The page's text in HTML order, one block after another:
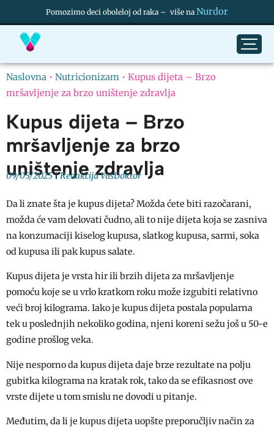
Pomozimo deci oboleloj od raka – više na Nurdor
Naslovna • Nutricionizam • Kupus dijeta – Brzo
mršavljenje za brzo uništenje zdravlja
Kupus dijeta – Brzo
mršavljenje za brzo
uništenje zdravlja
09/05/2025 Redakcija VasDoktor
Da li znate šta je kupus dijeta? Možda ćete biti razočarani,
možda će vam delovati čudno, ali to nije dijeta koja se zasniva
na konzumaciji kiselog kupusa, slatkog kupusa, sarmi, soka
od kupusa ili pak kupus salate.
Kupus dijeta je vrsta hir ili brzih dijeta za mršavljenje
pomoću koje se u vrlo kratkom roku može izgubiti relativno
veći broj kilograma. Iako je kupus dijeta postala popularna
tek u poslednjih nekoliko godina, njeni koreni sežu još u 50-e
godine prošlog veka.
Nije nesporno da kupus dijeta daje brze rezultate na polju
gubitka kilograma na kratak rok, tako da se efikasnost ove
vrste dijete u tom smislu ne dovodi u pitanje.
Međutim, da li je kupus dijeta uopšte preporučljiv način za